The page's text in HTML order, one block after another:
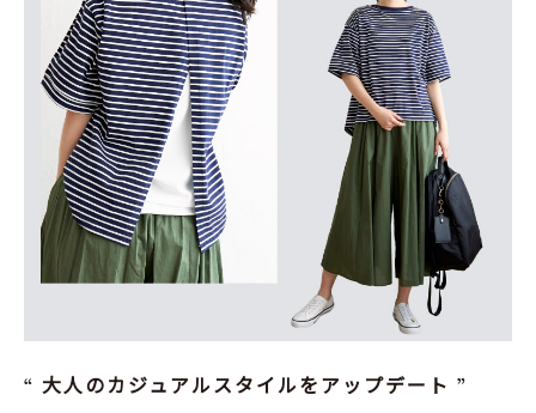
大人のカジュアルスタイルをアップデート